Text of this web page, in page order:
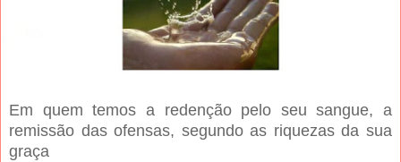
Em quem temos a redenção pelo seu sangue, a
remissão das ofensas, segundo as riquezas da sua
graça